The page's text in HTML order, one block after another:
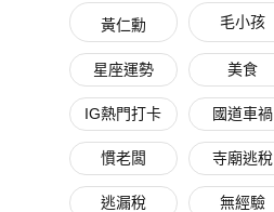
黃仁勳 毛小孩
星座運勢 美食
IG熱門打卡 國道車禍
慣老闆 寺廟逃稅
逃漏稅 無經驗